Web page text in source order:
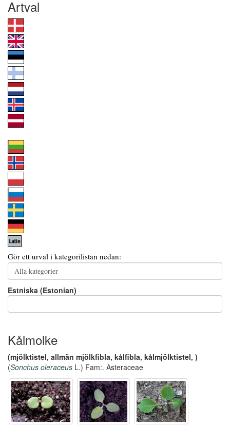
Artval
Gör ett urval i kategorilistan nedan:
Estniska (Estonian)
Kålmolke
(mjölktistel, allmän mjölkfibla, kålfibla, kålmjölktistel, )
(Sonchus oleraceus L.) Fam:. Asteraceae